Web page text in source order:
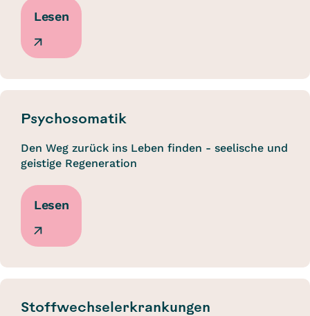
Lesen
Psychosomatik
Den Weg zurück ins Leben finden - seelische und
geistige Regeneration
Lesen
Stoffwechselerkrankungen